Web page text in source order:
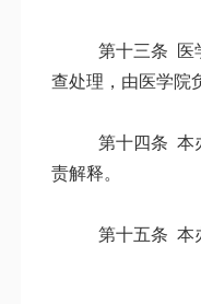
第十三条
医
查处理，由医学院
第十四条 本
责解释。
第十五条 本